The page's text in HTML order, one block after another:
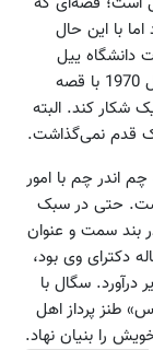
با این حال
دانشگاه ییل
آمریکا که در آن موقع 33 سال داشت توانست سال 1970 با قصه
شکار کند. البته
قدم نمی‌گذاشت.
اندر چم با امور
حتی در سبک
بند سمت و عنوان
دکترای وی بود،
درآورد. سگال با
طنز پرداز اهل